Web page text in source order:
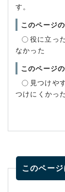
す。
このページ
役に立っ
なかった
このページ
見つけや
つけにくかっ
このペー